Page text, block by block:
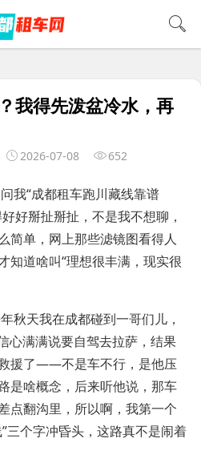
我得先泼盆冷水，再
2026-07-08 652
我“成都租车跑川藏线靠谱
好掰扯掰扯，不是我不想聊，
简单，网上那些滤镜图看得人
知道啥叫“理想很丰满，现实很
秋天我在成都碰到一哥们儿，
心满满说要自驾去拉萨，结果
援了——不是车不行，是他压
是啥概念，后来听他说，那车
点翻沟里，所以啊，我第一个
三个字冲昏头，这路真不是闹着